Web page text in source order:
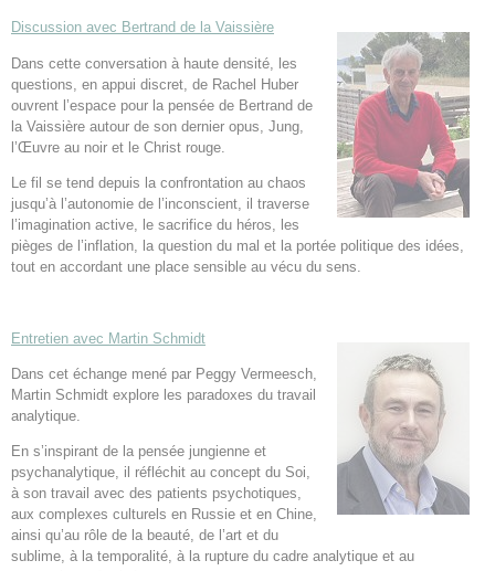
Discussion avec Bertrand de la Vaissière
Dans cette conversation à haute densité, les
questions, en appui discret, de Rachel Huber
ouvrent l’espace pour la pensée de Bertrand de
la Vaissière autour de son dernier opus, Jung,
l’Œuvre au noir et le Christ rouge.
Le fil se tend depuis la confrontation au chaos
jusqu’à l’autonomie de l’inconscient, il traverse
l’imagination active, le sacrifice du héros, les
pièges de l’inflation, la question du mal et la portée politique des idées,
tout en accordant une place sensible au vécu du sens.
Entretien avec Martin Schmidt
Dans cet échange mené par Peggy Vermeesch,
Martin Schmidt explore les paradoxes du travail
analytique.
En s’inspirant de la pensée jungienne et
psychanalytique, il réfléchit au concept du Soi,
à son travail avec des patients psychotiques,
aux complexes culturels en Russie et en Chine,
ainsi qu’au rôle de la beauté, de l’art et du
sublime, à la temporalité, à la rupture du cadre analytique et au